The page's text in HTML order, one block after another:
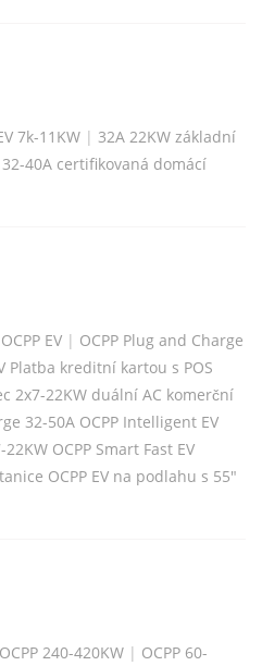
7k-11KW | 32A 22KW základní
32-40A certifikovaná domácí
EV | OCPP Plug and Charge
Platba kreditní kartou s POS
2x7-22KW duální AC komerční
32-50A OCPP Intelligent EV
OCPP Smart Fast EV
OCPP EV na podlahu s 55"
240-420KW | OCPP 60-